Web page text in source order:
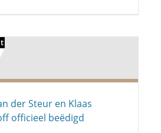
der Steur en Klaas
officieel beëdigd